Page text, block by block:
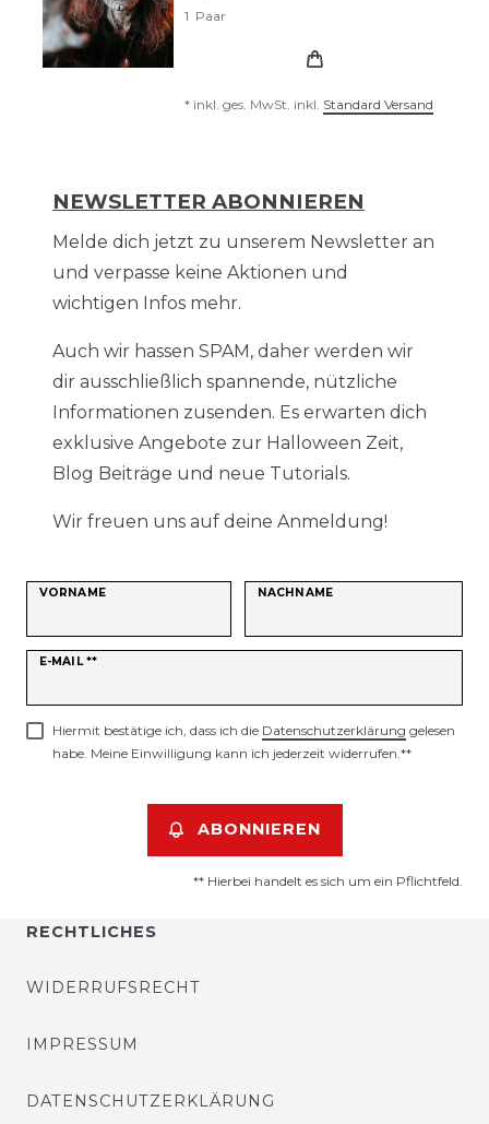
1 Paar
* inkl. ges. MwSt. inkl. Standard Versand
NEWSLETTER ABONNIEREN
Melde dich jetzt zu unserem Newsletter an
und verpasse keine Aktionen und
wichtigen Infos mehr.
Auch wir hassen SPAM, daher werden wir
dir ausschließlich spannende, nützliche
Informationen zusenden. Es erwarten dich
exklusive Angebote zur Halloween Zeit,
Blog Beiträge und neue Tutorials.
Wir freuen uns auf deine Anmeldung!
VORNAME NACHNAME
E-MAIL **
Newsletter
Hiermit bestätige ich, dass ich die Daten­schutz­erklärung gelesen
habe. Meine Einwilligung kann ich jederzeit widerrufen.**
ABONNIEREN
** Hierbei handelt es sich um ein Pflichtfeld.
RECHTLICHES
WIDERRUFSRECHT
IMPRESSUM
DATENSCHUTZERKLÄRUNG